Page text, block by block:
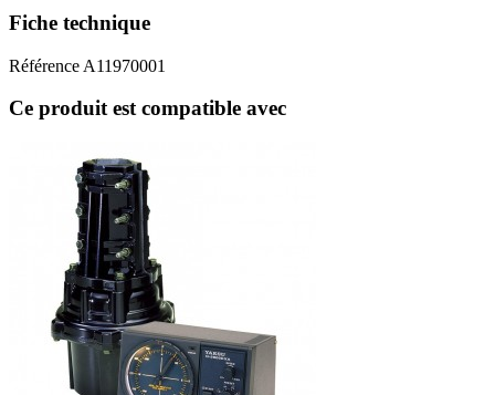
Fiche technique
Référence A11970001
Ce produit est compatible avec